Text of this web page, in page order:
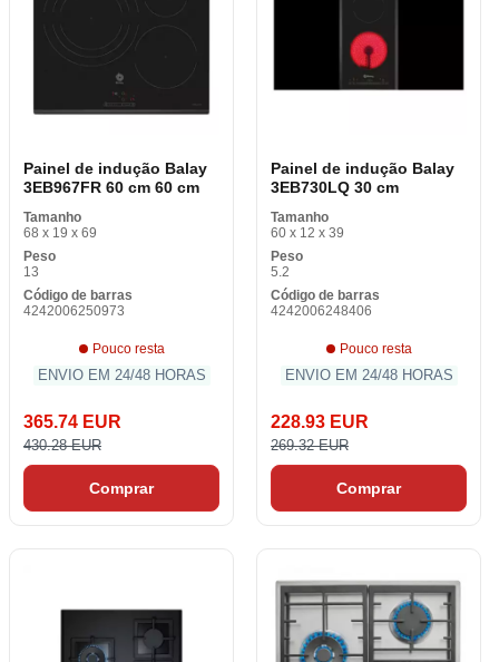
Painel de indução Balay
3EB967FR 60 cm 60 cm
Tamanho
68 x 19 x 69
Peso
13
Código de barras
4242006250973
Pouco resta
ENVIO EM 24/48 HORAS
365.74 EUR
430.28 EUR
Comprar
Painel de indução Balay
3EB730LQ 30 cm
Tamanho
60 x 12 x 39
Peso
5.2
Código de barras
4242006248406
Pouco resta
ENVIO EM 24/48 HORAS
228.93 EUR
269.32 EUR
Comprar